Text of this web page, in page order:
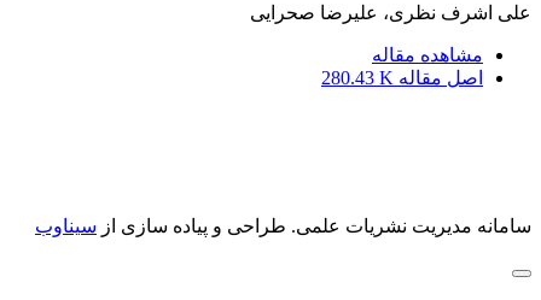
علی اشرف نظری، علیرضا صحرایی
مشاهده مقاله
اصل مقاله 280.43 K
سامانه مدیریت نشریات علمی. طراحی و پیاده سازی از سیناوب